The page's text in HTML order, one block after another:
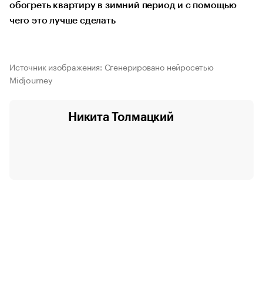
обогреть квартиру в зимний период и с помощью
чего это лучше сделать
Источник изображения: Сгенерировано нейросетью
Midjourney
Никита Толмацкий